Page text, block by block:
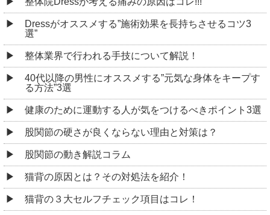
Dressがオススメする”施術効果を長持ちさせるコツ3
選”
整体業界で行われる手技について解説！
40代以降の男性にオススメする”元気な身体をキープす
る方法”3選
健康のために運動する人が気をつけるべきポイント3選
股関節の硬さが良くならない理由と対策は？
股関節の動き解説コラム
猫背の原因とは？その対処法を紹介！
猫背の３大セルフチェック項目はコレ！